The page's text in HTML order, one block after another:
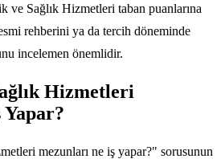
ve Sağlık Hizmetleri taban puanlarına
rehberini ya da tercih döneminde
incelemen önemlidir.
Hizmetleri
Yapar?
mezunları ne iş yapar?" sorusunun